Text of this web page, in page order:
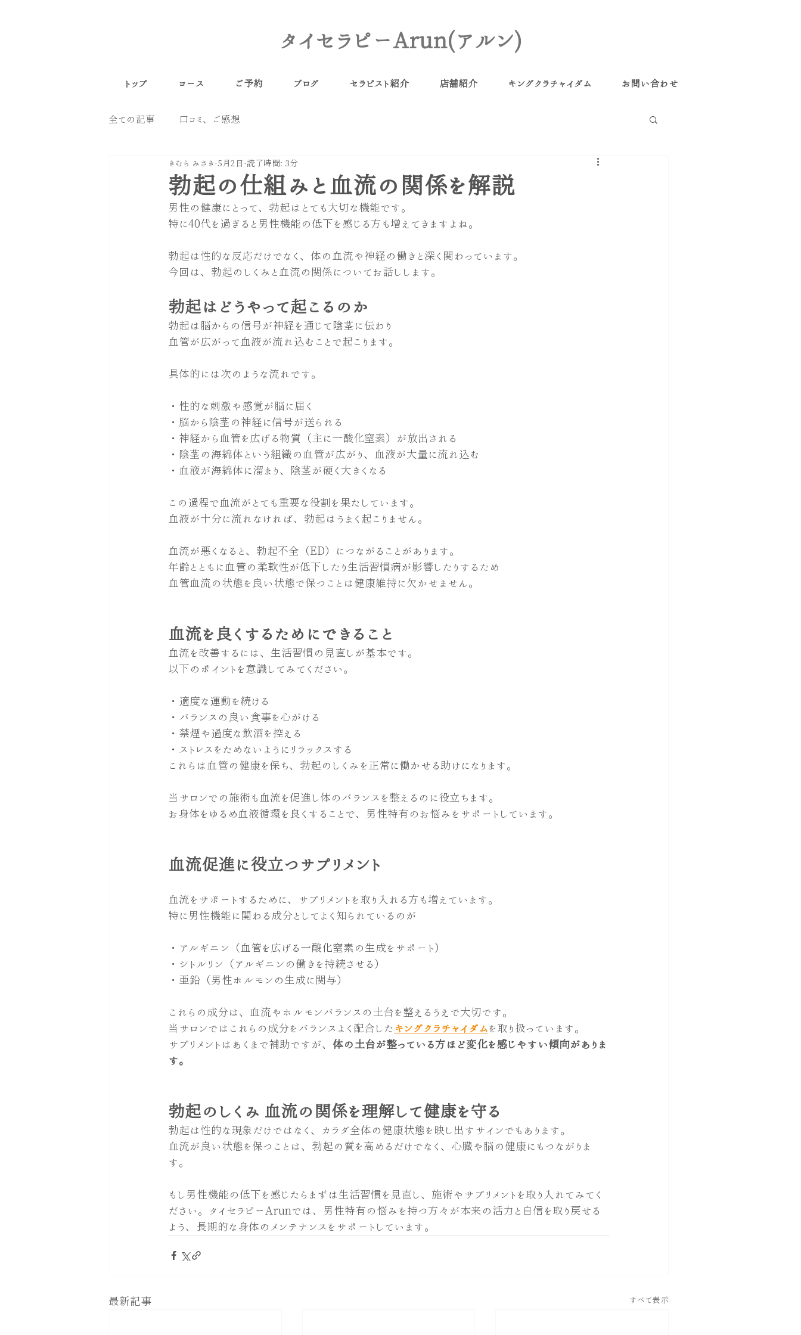
タイセラピーArun(アルン)
トップ コース ご予約 ブログ セラピスト紹介 店舗紹介 キングクラチャイダム お問い合わせ
全ての記事 口コミ、ご感想
勃起の仕組みと血流の関係を解説
きむら みさき 5月2日 読了時間: 3分
男性の健康にとって、勃起はとても大切な機能です。
特に40代を過ぎると男性機能の低下を感じる方も増えてきますよね。
勃起は性的な反応だけでなく、体の血流や神経の働きと深く関わっています。
今回は、勃起のしくみと血流の関係についてお話しします。
勃起はどうやって起こるのか
勃起は脳からの信号が神経を通じて陰茎に伝わり
血管が広がって血液が流れ込むことで起こります。
具体的には次のような流れです。
・性的な刺激や感覚が脳に届く
・脳から陰茎の神経に信号が送られる
・神経から血管を広げる物質（主に一酸化窒素）が放出される
・陰茎の海綿体という組織の血管が広がり、血液が大量に流れ込む
・血液が海綿体に溜まり、陰茎が硬く大きくなる
この過程で血流がとても重要な役割を果たしています。
血液が十分に流れなければ、勃起はうまく起こりません。
血流が悪くなると、勃起不全（ED）につながることがあります。
年齢とともに血管の柔軟性が低下したり生活習慣病が影響したりするため
血管血流の状態を良い状態で保つことは健康維持に欠かせません。
血流を良くするためにできること
血流を改善するには、生活習慣の見直しが基本です。
以下のポイントを意識してみてください。
・適度な運動を続ける
・バランスの良い食事を心がける
・禁煙や過度な飲酒を控える
・ストレスをためないようにリラックスする
これらは血管の健康を保ち、勃起のしくみを正常に働かせる助けになります。
当サロンでの施術も血流を促進し体のバランスを整えるのに役立ちます。
お身体をゆるめ血液循環を良くすることで、男性特有のお悩みをサポートしています。
血流促進に役立つサプリメント
血流をサポートするために、サプリメントを取り入れる方も増えています。
特に男性機能に関わる成分としてよく知られているのが
・アルギニン（血管を広げる一酸化窒素の生成をサポート）
・シトルリン（アルギニンの働きを持続させる）
・亜鉛（男性ホルモンの生成に関与）
これらの成分は、血流やホルモンバランスの土台を整えるうえで大切です。
当サロンではこれらの成分をバランスよく配合した キングクラチャイダムを取り扱っています。
サプリメントはあくまで補助ですが、 体の土台が整っている方ほど変化を感じやすい傾向がありま
す。
勃起のしくみ 血流の関係を理解して健康を守る
勃起は性的な現象だけではなく、カラダ全体の健康状態を映し出すサインでもあります。
血流が良い状態を保つことは、勃起の質を高めるだけでなく、心臓や脳の健康にもつながりま
す。
もし男性機能の低下を感じたらまずは生活習慣を見直し、施術やサプリメントを取り入れてみてく
ださい。タイセラピーArunでは、男性特有の悩みを持つ方々が本来の活力と自信を取り戻せる
よう、長期的な身体のメンテナンスをサポートしています。
最新記事 すべて表示